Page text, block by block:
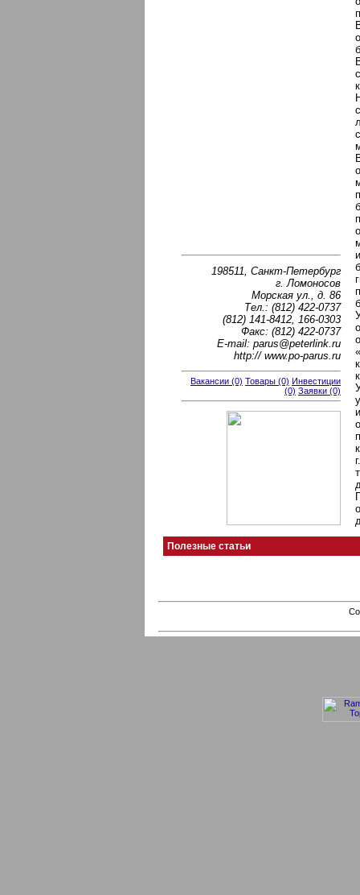
198511, Санкт-Петербург
г. Ломоносов
Морская ул., д. 86
Тел.: (812) 422-0737
(812) 141-8412, 166-0303
Факс: (812) 422-0737
Е-mail: parus@peterlink.ru
http:// www.po-parus.ru
Вакансии (0) Товары (0) Инвестиции
(0) Заявки (0)
Полезные статьи